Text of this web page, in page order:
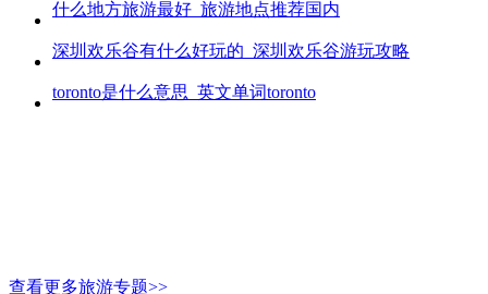
什么地方旅游最好_旅游地点推荐国内
深圳欢乐谷有什么好玩的_深圳欢乐谷游玩攻略
toronto是什么意思_英文单词toronto
查看更多旅游专题>>